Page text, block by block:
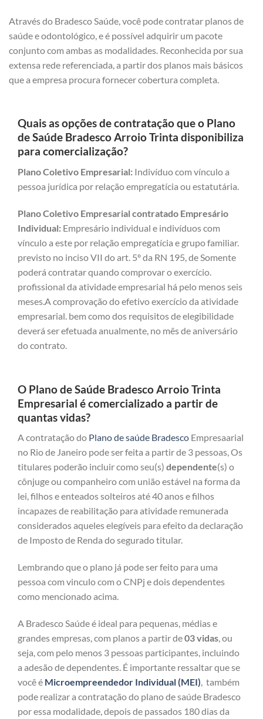
Através do Bradesco Saúde, você pode contratar planos de
saúde e odontológico, e é possível adquirir um pacote
conjunto com ambas as modalidades. Reconhecida por sua
extensa rede referenciada, a partir dos planos mais básicos
que a empresa procura fornecer cobertura completa.
Quais as opções de contratação que o Plano
de Saúde Bradesco Arroio Trinta disponibiliza
para comercialização?
Plano Coletivo Empresarial: Indivíduo com vínculo a
pessoa jurídica por relação empregatícia ou estatutária.
Plano Coletivo Empresarial contratado Empresário
Individual: Empresário individual e indivíduos com
vínculo a este por relação empregatícia e grupo familiar.
previsto no inciso VII do art. 5º da RN 195, de Somente
poderá contratar quando comprovar o exercício.
profissional da atividade empresarial há pelo menos seis
meses.A comprovação do efetivo exercício da atividade
empresarial. bem como dos requisitos de elegibilidade
deverá ser efetuada anualmente, no mês de aniversário
do contrato.
O Plano de Saúde Bradesco Arroio Trinta
Empresarial é comercializado a partir de
quantas vidas?
A contratação do Plano de saúde Bradesco Empresaarial
no Rio de Janeiro pode ser feita a partir de 3 pessoas, Os
titulares poderão incluir como seu(s) dependente(s) o
cônjuge ou companheiro com união estável na forma da
lei, filhos e enteados solteiros até 40 anos e filhos
incapazes de reabilitação para atividade remunerada
considerados aqueles elegíveis para efeito da declaração
de Imposto de Renda do segurado titular.
Lembrando que o plano já pode ser feito para uma
pessoa com vinculo com o CNPj e dois dependentes
como mencionado acima.
A Bradesco Saúde é ideal para pequenas, médias e
grandes empresas, com planos a partir de03 vidas, ou
seja, com pelo menos 3 pessoas participantes, incluindo
a adesão de dependentes. É importante ressaltar que se
você é Microempreendedor Individual (MEI), também
pode realizar a contratação do plano de saúde Bradesco
por essa modalidade, depois de passados 180 dias da